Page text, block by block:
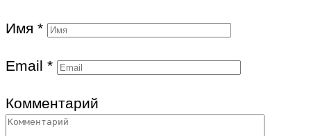
Имя *
Email *
Комментарий